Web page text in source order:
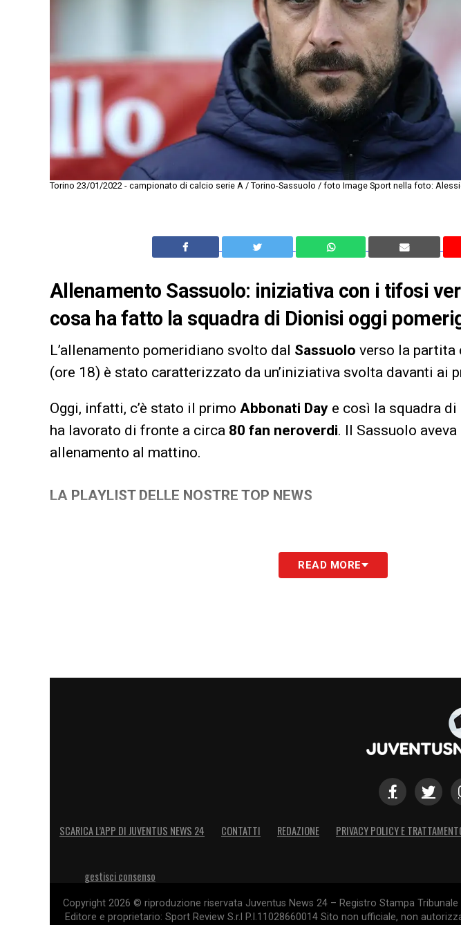
Torino 23/01/2022 - campionato di calcio serie A / Torino-Sassuolo / foto Image Sport nella foto:
Allenamento Sassuolo: iniziativa con i tifosi
cosa ha fatto la squadra di Dionisi oggi
L’allenamento pomeridiano svolto dal Sassuolo verso la partita
(ore 18) è stato caratterizzato da un’iniziativa svolta davanti ai
Oggi, infatti, c’è stato il primo Abbonati Day e così la squadra di
ha lavorato di fronte a circa 80 fan neroverdi. Il Sassuolo
allenamento al mattino.
LA PLAYLIST DELLE NOSTRE TOP NEWS
READ MORE
SCARICA L’APP DI JUVENTUS NEWS 24 CONTATTI REDAZIONE PRIVACY POLICY E
gestisci consenso
Copyright 2026 © riproduzione riservata Juventus News 24 – Registro Stampa
Editore e proprietario: Sport Review S.r.l P.I.11028660014 Sito non ufficiale, non